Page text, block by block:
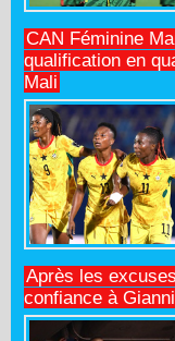
CAN Féminine
qualification en
Mali
Après les
confiance à